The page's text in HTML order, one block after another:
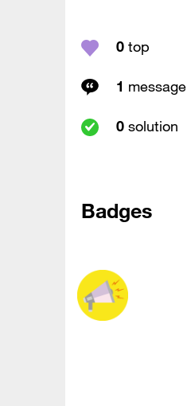
0 top
1 message
0 solution
Badges